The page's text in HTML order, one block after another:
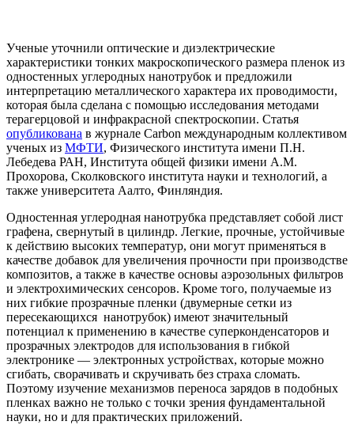
Ученые уточнили оптические и диэлектрические
характеристики тонких макроскопического размера пленок из
одностенных углеродных нанотрубок и предложили
интерпретацию металлического характера их проводимости,
которая была сделана с помощью исследования методами
терагерцовой и инфракрасной спектроскопии. Статья
опубликована в журнале Carbon международным коллективом
ученых из МФТИ, Физического института имени П.Н.
Лебедева РАН, Института общей физики имени А.М.
Прохорова, Сколковского института науки и технологий, а
также университета Аалто, Финляндия.
Одностенная углеродная нанотрубка представляет собой лист
графена, свернутый в цилиндр. Легкие, прочные, устойчивые
к действию высоких температур, они могут применяться в
качестве добавок для увеличения прочности при производстве
композитов, а также в качестве основы аэрозольных фильтров
и электрохимических сенсоров. Кроме того, получаемые из
них гибкие прозрачные пленки (двумерные сетки из
пересекающихся нанотрубок) имеют значительный
потенциал к применению в качестве суперконденсаторов и
прозрачных электродов для использования в гибкой
электронике — электронных устройствах, которые можно
сгибать, сворачивать и скручивать без страха сломать.
Поэтому изучение механизмов переноса зарядов в подобных
пленках важно не только с точки зрения фундаментальной
науки, но и для практических приложений.